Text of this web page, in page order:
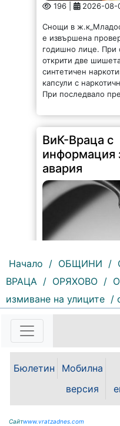
196 | 2026-08-
Снощи в
е извършена
годишно лице. При
открити две
синтетичен
капсули с
При последвало
ВиК-Враца с
информация
авария
217 | 2026-08-
"Водоснабдяване и
ООД – Враца
възникнала
спряно
ул."Никола
07.08.2026г. до
аварията. Тел.: 092
0889 316...
Начало / ОБЩИНИ /
ВРАЦА / ОРЯХОВО /
измиване на улиците /
Бюлетин
Мобилна
версия
Сайтwww.vratzadnes.com